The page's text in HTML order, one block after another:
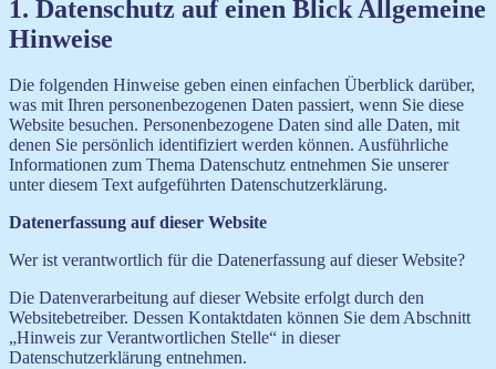
1. Datenschutz auf einen Blick Allgemeine
Hinweise
Die folgenden Hinweise geben einen einfachen Überblick darüber,
was mit Ihren personenbezogenen Daten passiert, wenn Sie diese
Website besuchen. Personenbezogene Daten sind alle Daten, mit
denen Sie persönlich identifiziert werden können. Ausführliche
Informationen zum Thema Datenschutz entnehmen Sie unserer
unter diesem Text aufgeführten Datenschutzerklärung.
Datenerfassung auf dieser Website
Wer ist verantwortlich für die Datenerfassung auf dieser Website?
Die Datenverarbeitung auf dieser Website erfolgt durch den
Websitebetreiber. Dessen Kontaktdaten können Sie dem Abschnitt
„Hinweis zur Verantwortlichen Stelle“ in dieser
Datenschutzerklärung entnehmen.